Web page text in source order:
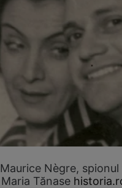
Nègre,
Tănase